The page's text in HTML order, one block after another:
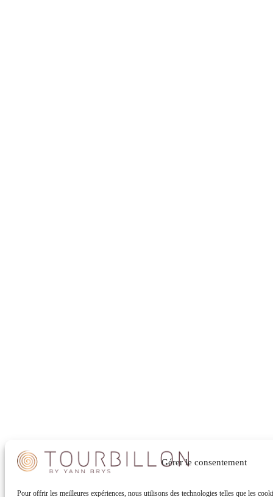
Gérer le consentement
Pour offrir les meilleures expériences, nous utilisons des technologies telles que les